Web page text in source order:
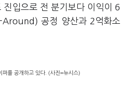
입으로 전 분기보다 이익이 6
공정 양산과 2억화소
를 공개하고 있다. (사진=뉴시스)